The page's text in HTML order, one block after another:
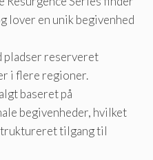
lover en unik begivenhed
pladser reserveret
i flere regioner.
baseret på
begivenheder, hvilket
tilgang til